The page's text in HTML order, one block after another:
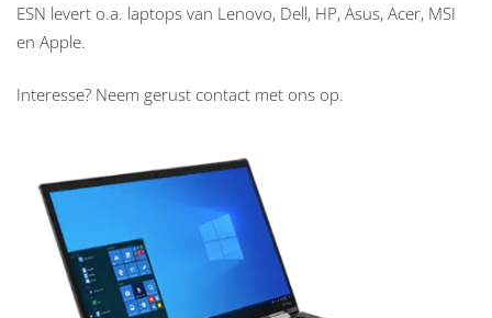
ESN levert o.a. laptops van Lenovo, Dell, HP, Asus, Acer, MSI
en Apple.
Interesse? Neem gerust contact met ons op.